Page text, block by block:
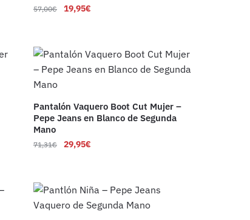
57,00€ 19,95€
Pantalón Vaquero Boot Cut Mujer –
Pepe Jeans en Blanco de Segunda
Mano
71,31€ 29,95€